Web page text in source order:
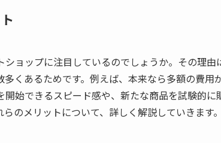
ョップに注目しているのでしょうか。その理
くあるためです。例えば、本来なら多額の費
始できるスピード感や、新たな商品を試験的
のメリットについて、詳しく解説していきます